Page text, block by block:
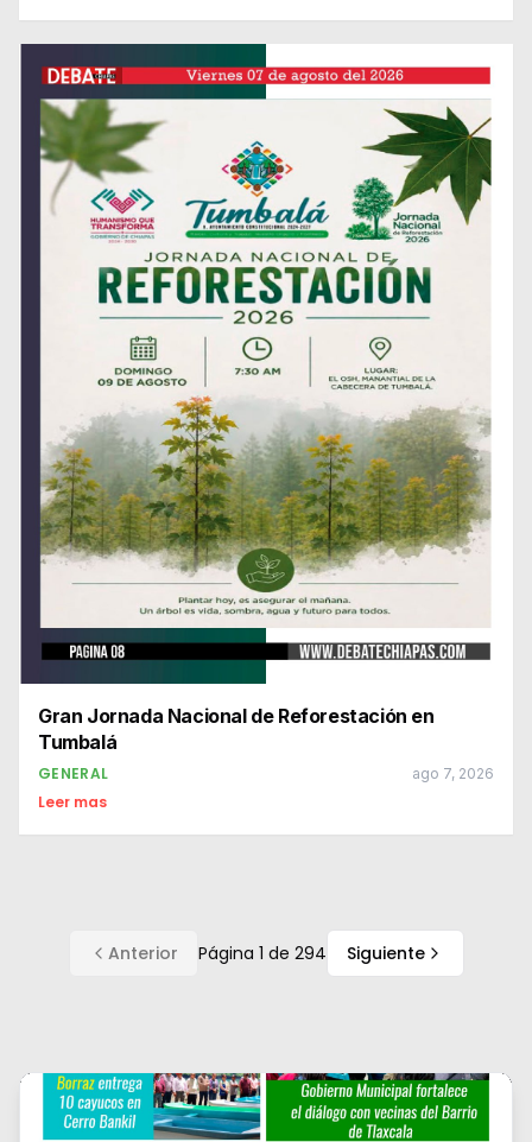
Gran Jornada Nacional de Reforestación en
Tumbalá
GENERAL ago 7, 2026
Leer mas
Anterior Página 1 de 294 Siguiente